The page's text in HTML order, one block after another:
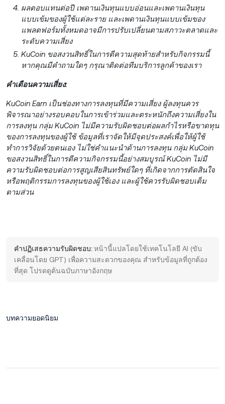
ผลตอบแทนต่อปี เพดานเงินทุนแบบอ่อนและเพดานเงินทุน
แบบเข้มของผู้ใช้แต่ละราย และเพดานเงินทุนแบบเข้มของ
แพลตฟอร์มทั้งหมดอาจมีการปรับเปลี่ยนตามสภาวะตลาดและ
ระดับความเสี่ยง
KuCoin ขอสงวนสิทธิ์ในการตีความสุดท้ายสำหรับกิจกรรมนี้
หากคุณมีคำถามใดๆ กรุณาติดต่อทีมบริการลูกค้าของเรา
คำเตือนความเสี่ยง:
KuCoin Earn เป็นช่องทางการลงทุนที่มีความเสี่ยง ผู้ลงทุนควร
พิจารณาอย่างรอบคอบในการเข้าร่วมและตระหนักถึงความเสี่ยงใน
การลงทุน กลุ่ม KuCoin ไม่มีความรับผิดชอบต่อผลกำไรหรือขาดทุน
ของการลงทุนของผู้ใช้ ข้อมูลที่เราจัดให้มีจุดประสงค์เพื่อให้ผู้ใช้
ทำการวิจัยด้วยตนเอง ไม่ใช่คำแนะนำด้านการลงทุน กลุ่ม KuCoin
ขอสงวนสิทธิ์ในการตีความกิจกรรมนี้อย่างสมบูรณ์ KuCoin ไม่มี
ความรับผิดชอบต่อการสูญเสียสินทรัพย์ใดๆ ที่เกิดจากการตัดสินใจ
หรือพฤติกรรมการลงทุนของผู้ใช้เอง และผู้ใช้ควรรับผิดชอบเต็ม
ตามส่วน
คำปฏิเสธความรับผิดชอบ:หน้านี้แปลโดยใช้เทคโนโลยี AI (ขับ
เคลื่อนโดย GPT) เพื่อความสะดวกของคุณ สำหรับข้อมูลที่ถูกต้อง
ที่สุด โปรดดูต้นฉบับภาษาอังกฤษ
บทความยอดนิยม